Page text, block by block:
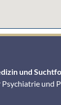
und
und